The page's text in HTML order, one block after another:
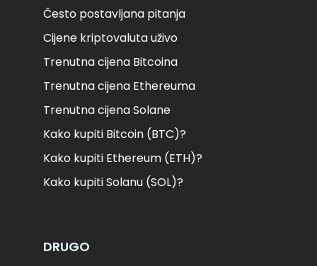
Često postavljana pitanja
Cijene kriptovaluta uživo
Trenutna cijena Bitcoina
Trenutna cijena Ethereuma
Trenutna cijena Solane
Kako kupiti Bitcoin (BTC)?
Kako kupiti Ethereum (ETH)?
Kako kupiti Solanu (SOL)?
DRUGO